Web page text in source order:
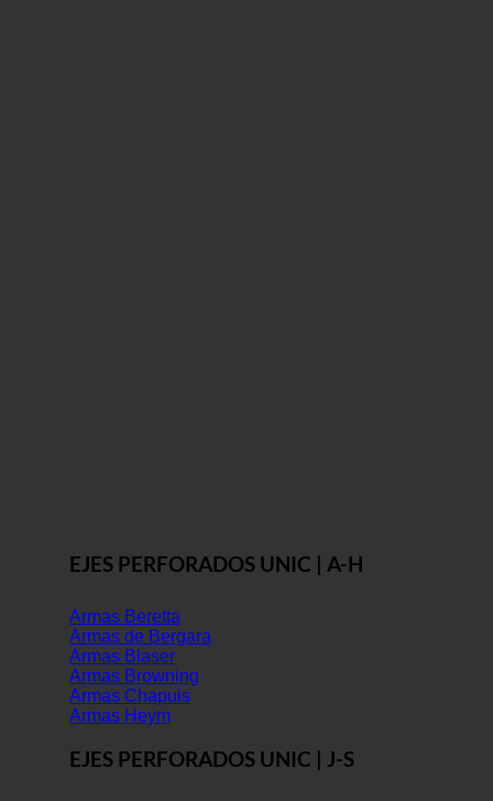
EJES PERFORADOS UNIC | A-H
Armas Beretta
Armas de Bergara
Armas Blaser
Armas Browning
Armas Chapuis
Armas Heym
EJES PERFORADOS UNIC | J-S